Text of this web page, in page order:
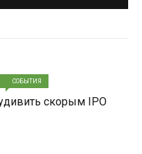
СОБЫТИЯ
скорым IPO